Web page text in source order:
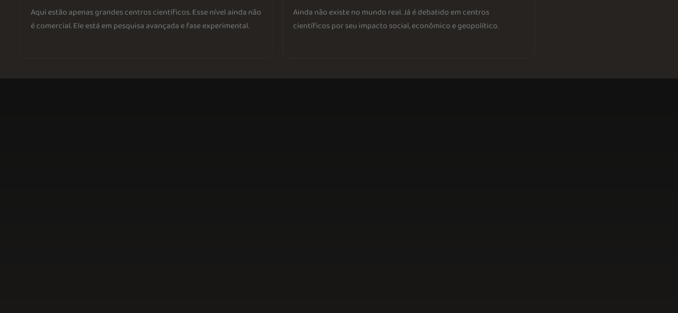
Aqui estão apenas grandes centros científicos. Esse nível ainda não
é comercial. Ele está em pesquisa avançada e fase experimental.
Ainda não existe no mundo real. Já é debatido em centros
científicos por seu impacto social, econômico e geopolítico.